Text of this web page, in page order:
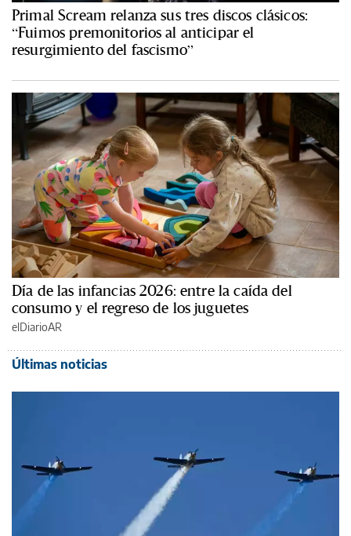
Primal Scream relanza sus tres discos clásicos:
“Fuimos premonitorios al anticipar el
resurgimiento del fascismo”
Día de las infancias 2026: entre la caída del
consumo y el regreso de los juguetes
elDiarioAR
Últimas noticias